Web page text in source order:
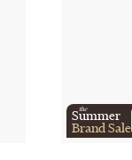
the
Summer
Brand Sale